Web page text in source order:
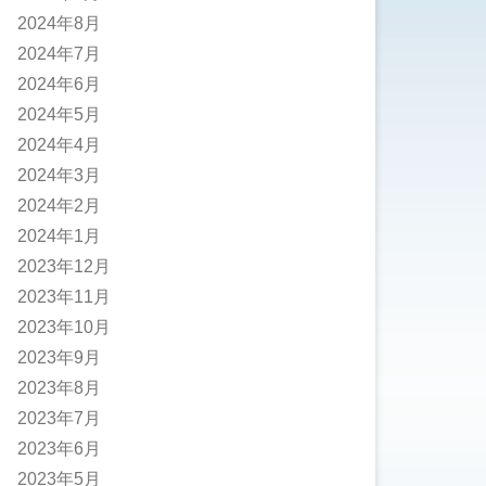
2024年8月
2024年7月
2024年6月
2024年5月
2024年4月
2024年3月
2024年2月
2024年1月
2023年12月
2023年11月
2023年10月
2023年9月
2023年8月
2023年7月
2023年6月
2023年5月